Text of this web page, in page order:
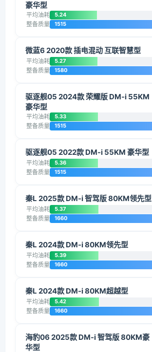
豪华型
平均油耗 5.24
整备质量 1515
微蓝6 2020款 插电混动 互联智慧型
平均油耗 5.27
整备质量 1580
驱逐舰05 2024款 荣耀版 DM-i 55KM
豪华型
平均油耗 5.33
整备质量 1515
驱逐舰05 2022款 DM-i 55KM 豪华型
平均油耗 5.36
整备质量 1515
秦L 2025款 DM-i 智驾版 80KM领先型
平均油耗 5.37
整备质量 1660
秦L 2024款 DM-i 80KM领先型
平均油耗 5.39
整备质量 1660
秦L 2024款 DM-i 80KM超越型
平均油耗 5.42
整备质量 1660
海豹06 2025款 DM-i 智驾版 80KM豪
华型